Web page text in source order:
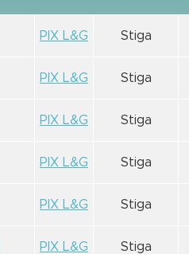
PIX L&G Stiga
PIX L&G Stiga
PIX L&G Stiga
PIX L&G Stiga
PIX L&G Stiga
PIX L&G Stiga